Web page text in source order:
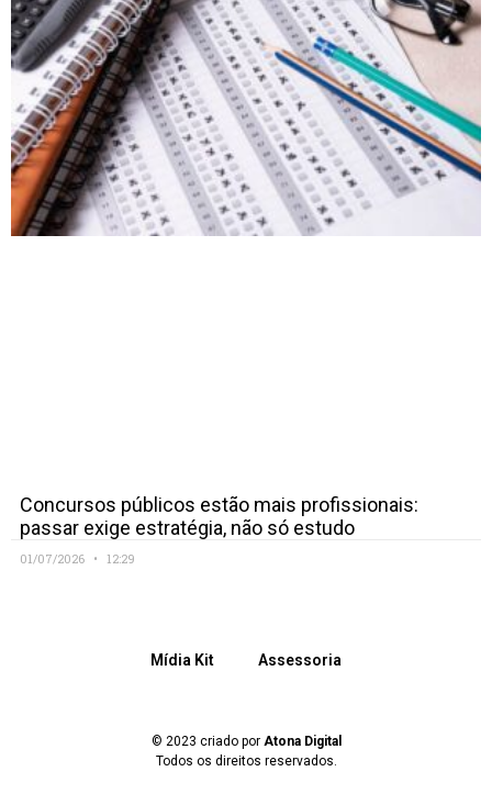
Concursos públicos estão mais profissionais:
passar exige estratégia, não só estudo
01/07/2026 12:29
Mídia Kit Assessoria
© 2023 criado por Atona Digital
Todos os direitos reservados.